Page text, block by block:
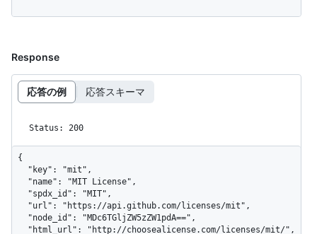
Response
応答の例 応答スキーマ
Status: 200
{